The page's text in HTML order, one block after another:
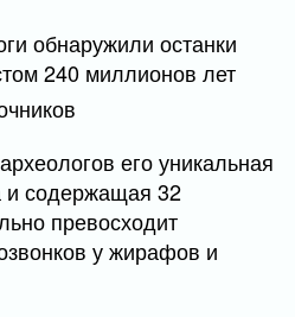
его уникальная
и содержащая 32
превосходит
у жирафов и